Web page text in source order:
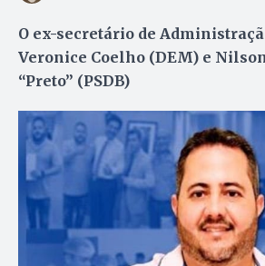
O ex-secretário de
Veronice Coelho (DEM) e
“Preto” (PSDB)